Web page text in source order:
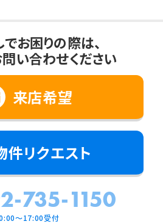
お困りの際は、
い合わせください
来店希望
件リクエスト
735-1150
～17:00受付